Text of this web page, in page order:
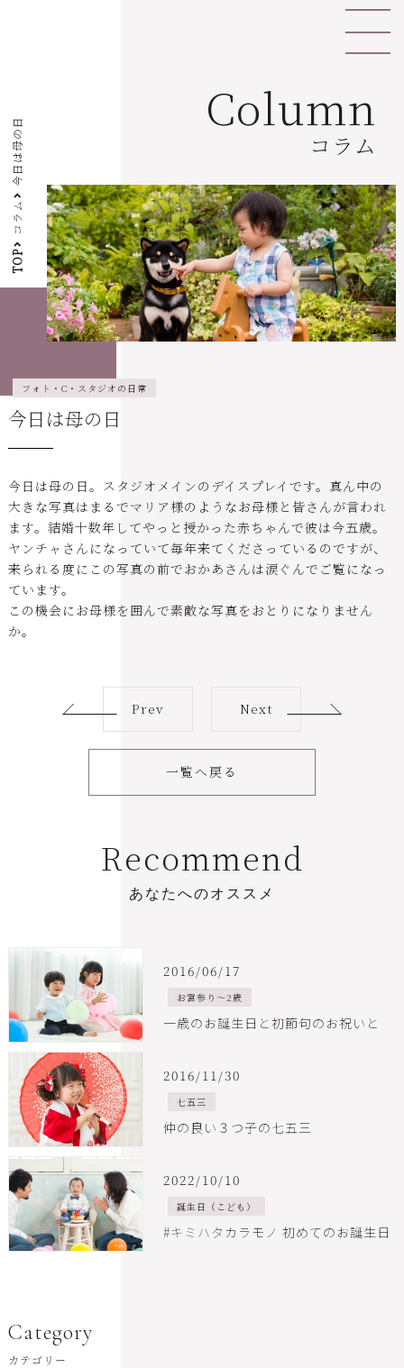
Column
コラム
TOP
コラム
今日は母の日
フォト・C・スタジオの日常
今日は母の日
今日は母の日。スタジオメインのデイスプレイです。真ん中の
大きな写真はまるでマリア様のようなお母様と皆さんが言われ
ます。結婚十数年してやっと授かった赤ちゃんで彼は今五歳。
ヤンチャさんになっていて毎年来てくださっているのですが、
来られる度にこの写真の前でおかあさんは涙ぐんでご覧になっ
ています。
この機会にお母様を囲んで素敵な写真をおとりになりません
か。
Prev
一覧へ戻る
Next
Recommend
あ な た へのオ ス ス メ
2016/06/17
お宮参り～2歳
一歳のお誕生日と初節句のお祝いと
2016/11/30
七五三
仲の良い３つ子の七五三
2022/10/10
誕生日（こども）
#キミハタカラモノ 初めてのお誕生日
Category
カテゴリー